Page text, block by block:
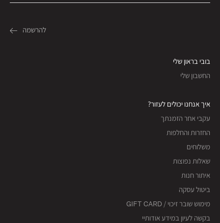
בובי בראון שלי
החשבון שלי
איך אנחנו יכולים לעזור?
עקבי אחר הזמנתך
החזרות והחלפות
משלוחים
שאלות נפוצות
איתור חנות
ביטול עסקה
מימוש שובר זיכוי / GIFT CARD
בקשה לעיון במידע אודותיי